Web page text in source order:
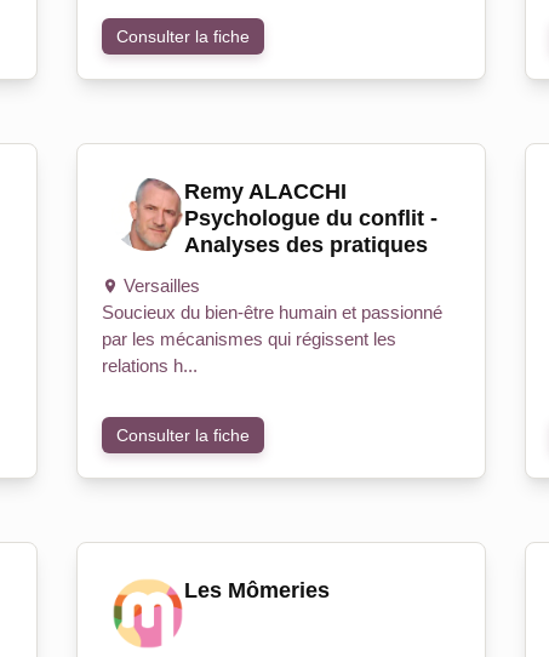
Consulter la fiche
Remy ALACCHI
Psychologue du conflit -
Analyses des pratiques
Versailles
Soucieux du bien-être humain et passionné
par les mécanismes qui régissent les
relations h...
Consulter la fiche
Les Mômeries